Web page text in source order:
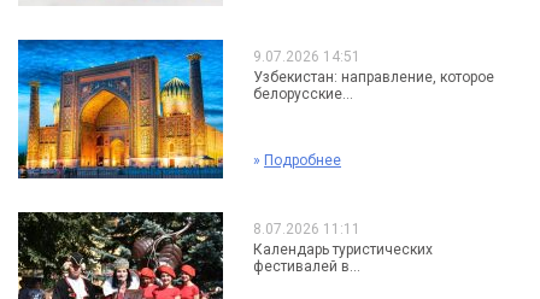
9.07.2026 14:51
Узбекистан: направление, которое
белорусские...
» Подробнее
8.07.2026 11:11
Календарь туристических
фестивалей в...